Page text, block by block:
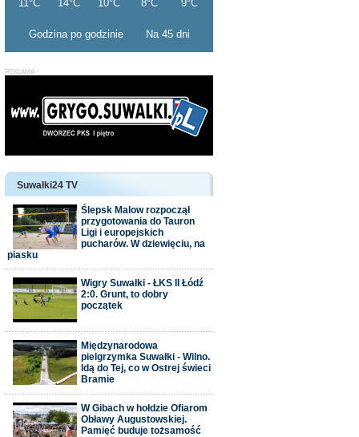
Godzina po godzinie Na 45 dni
Suwałki24 TV
Ślepsk Malow rozpoczął
przygotowania do Tauron
Ligi i europejskich
pucharów. W dziewięciu, na
piasku
Wigry Suwałki - ŁKS II Łódź
2:0. Grunt, to dobry
początek
Międzynarodowa
pielgrzymka Suwałki - Wilno.
Idą do Tej, co w Ostrej świeci
Bramie
W Gibach w hołdzie Ofiarom
Obławy Augustowskiej.
Pamięć buduje tożsamość